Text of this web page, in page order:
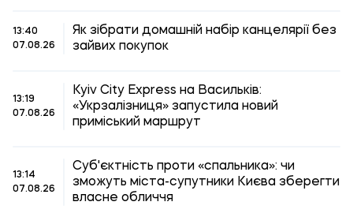
13:40
07.08.26
Як зібрати домашній набір канцелярії без
зайвих покупок
13:19
07.08.26
Kyiv City Express на Васильків:
«Укрзалізниця» запустила новий
приміський маршрут
13:14
07.08.26
Суб'єктність проти «спальника»: чи
зможуть міста-супутники Києва зберегти
власне обличчя